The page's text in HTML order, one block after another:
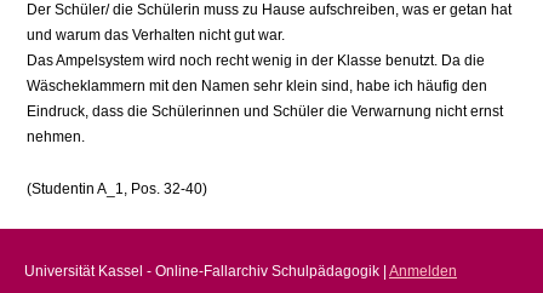
Der Schüler/ die Schülerin muss zu Hause aufschreiben, was er getan hat
und warum das Verhalten nicht gut war.
Das Ampelsystem wird noch recht wenig in der Klasse benutzt. Da die
Wäscheklammern mit den Namen sehr klein sind, habe ich häufig den
Eindruck, dass die Schülerinnen und Schüler die Verwarnung nicht ernst
nehmen.
(Studentin A_1, Pos. 32-40)
Universität Kassel - Online-Fallarchiv Schulpädagogik | Anmelden